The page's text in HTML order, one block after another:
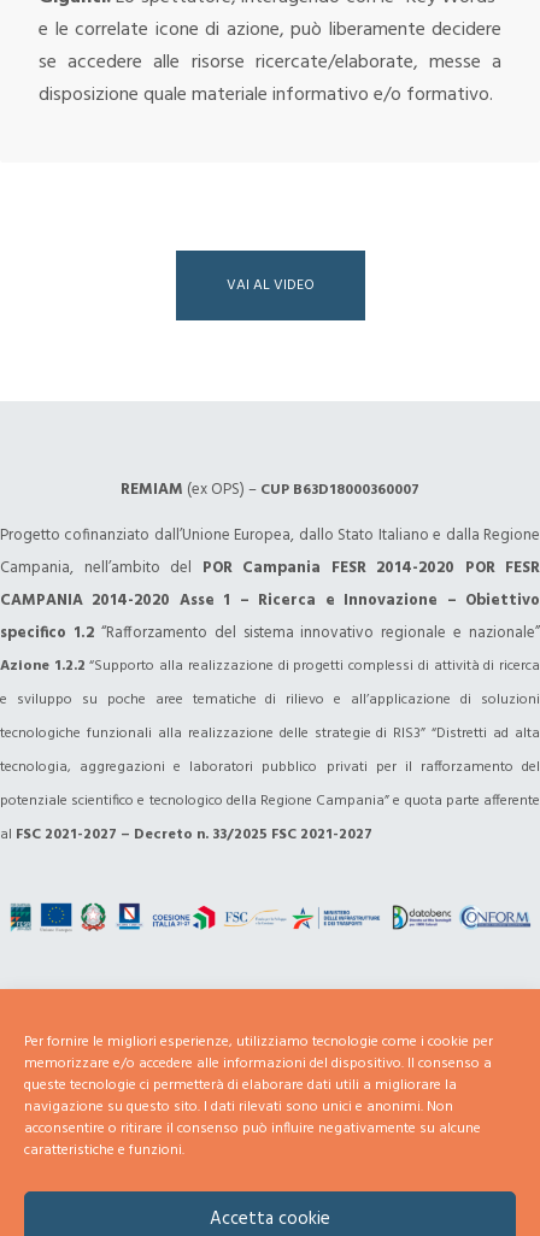
Per fornire le migliori esperienze, utilizziamo tecnologie come i cookie per
memorizzare e/o accedere alle informazioni del dispositivo. Il consenso a
queste tecnologie ci permetterà di elaborare dati utili a migliorare la
navigazione su questo sito. I dati rilevati sono unici e anonimi. Non
acconsentire o ritirare il consenso può influire negativamente su alcune
caratteristiche e funzioni.
Accetta cookie
e le correlate icone di azione, può liberamente decidere
se accedere alle risorse ricercate/elaborate, messe a
disposizione quale materiale informativo e/o formativo.
VAI AL VIDEO
REMIAM (ex OPS) – CUP B63D18000360007
Progetto cofinanziato dall’Unione Europea, dallo Stato Italiano e dalla Regione
Campania, nell’ambito del POR Campania FESR 2014-2020 POR FESR
CAMPANIA 2014-2020 Asse 1 – Ricerca e Innovazione – Obiettivo
specifico 1.2 “Rafforzamento del sistema innovativo regionale e nazionale”
Azione 1.2.2“Supporto alla realizzazione di progetti complessi di attività di ricerca
e sviluppo su poche aree tematiche di rilievo e all’applicazione di soluzioni
tecnologiche funzionali alla realizzazione delle strategie di RIS3” “Distretti ad alta
tecnologia, aggregazioni e laboratori pubblico privati per il rafforzamento del
potenziale scientifico e tecnologico della Regione Campania” e quota parte afferente
al FSC 2021-2027 – Decreto n. 33/2025 FSC 2021-2027
Powered by Conform Scarl © 2021 -conform@conform.it